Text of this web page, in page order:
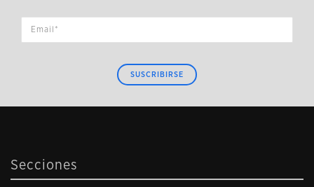
SUSCRIBIRSE
Secciones